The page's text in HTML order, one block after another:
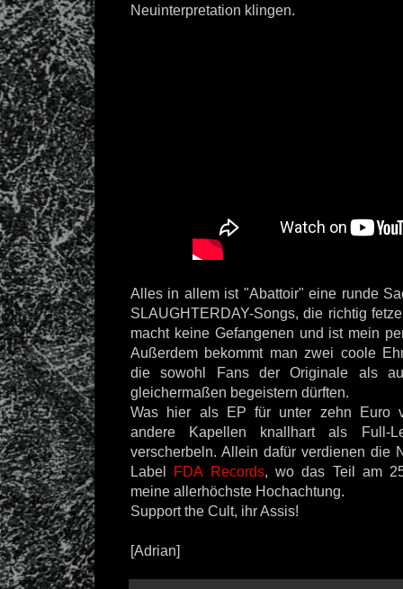
Neuinterpretation klingen.
Alles in allem ist "Abattoir" eine runde
SLAUGHTERDAY-Songs, die richtig
macht keine Gefangenen und ist mein
Außerdem bekommt man zwei coole
die sowohl Fans der Originale als
gleichermaßen begeistern dürften.
Was hier als EP für unter zehn Euro
andere Kapellen knallhart als Full-
verscherbeln. Allein dafür verdienen die
Label FDA Records, wo das Teil am
meine allerhöchste Hochachtung.
Support the Cult, ihr Assis!
[Adrian]